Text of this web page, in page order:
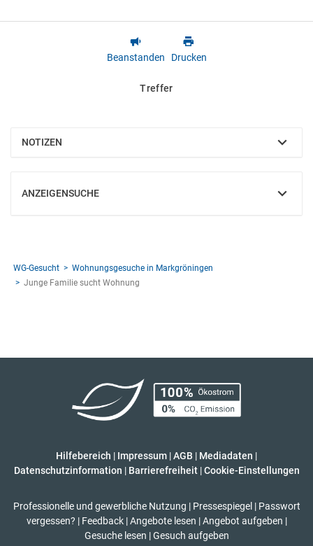
Beanstanden Drucken
Treffer
NOTIZEN
EINBLENDEN
ANZEIGENSUCHE
EINBLENDEN
WG-Gesucht
Wohnungsgesuche in Markgröningen
Junge Familie sucht Wohnung
Hilfebereich | Impressum |AGB | Mediadaten |
Datenschutzinformation | Barrierefreiheit | Cookie-Einstellungen
Professionelle und gewerbliche Nutzung | Pressespiegel | Passwort
vergessen? | Feedback | Angebote lesen | Angebot aufgeben |
Gesuche lesen | Gesuch aufgeben